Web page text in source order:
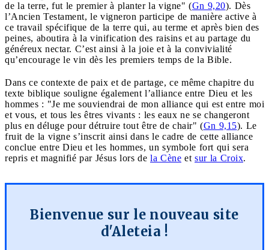
de la terre, fut le premier à planter la vigne" (Gn 9,20). Dès
l’Ancien Testament, le vigneron participe de manière active à
ce travail spécifique de la terre qui, au terme et après bien des
peines, aboutira à la vinification des raisins et au partage du
généreux nectar. C’est ainsi à la joie et à la convivialité
qu’encourage le vin dès les premiers temps de la Bible.
Dans ce contexte de paix et de partage, ce même chapitre du
texte biblique souligne également l’alliance entre Dieu et les
hommes : "Je me souviendrai de mon alliance qui est entre moi
et vous, et tous les êtres vivants : les eaux ne se changeront
plus en déluge pour détruire tout être de chair" (Gn 9,15). Le
fruit de la vigne s’inscrit ainsi dans le cadre de cette alliance
conclue entre Dieu et les hommes, un symbole fort qui sera
repris et magnifié par Jésus lors de la Cène et sur la Croix.
Bienvenue sur le nouveau site
d'Aleteia !